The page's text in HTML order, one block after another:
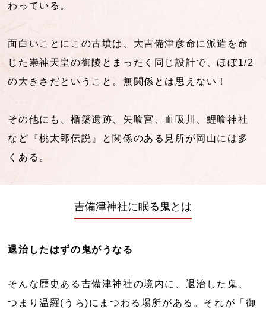
わっている。
面白いことにこの古墳は、大吉備津彦命に派遣を命
じた崇神天皇の御陵とまったく同じ設計で、ほぼ1/2
の大きさだということ。無関係とは思えない！
その他にも、楯築遺跡、矢喰宮、血吸川、鯉喰神社
など『桃太郎伝説』と関係のある見所が岡山には多
くある。
吉備津神社に眠る鬼とは
退治したはずの鬼がうなる
そんな歴史ある吉備津神社の境内に、退治した鬼、
つまり温羅(うら)にまつわる場所がある。それが「御